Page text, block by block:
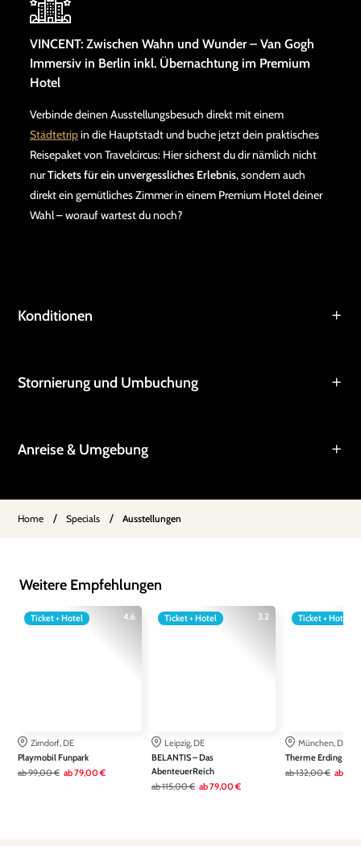
VINCENT: Zwischen Wahn und Wunder – Van Gogh
Immersiv in Berlin inkl. Übernachtung im Premium
Hotel
Verbinde deinen Ausstellungsbesuch direkt mit einem
Städtetripin die Hauptstadt und buche jetzt dein praktisches
Reisepaket von Travelcircus: Hier sicherst du dir nämlich nicht
nurTickets für ein unvergessliches Erlebnis, sondern auch
direkt ein gemütliches Zimmer in einem Premium Hotel deiner
Wahl – worauf wartest du noch?
Konditionen
Stornierung und Umbuchung
Anreise & Umgebung
Home / Specials / Ausstellungen
Weitere Empfehlungen
4.6
Ticket + Hotel
Zirndorf, DE
Playmobil Funpark
ab99,00 € ab79,00 €
3.2
Ticket + Hotel
Leipzig, DE
BELANTIS – Das
AbenteuerReich
ab115,00 € ab79,00 €
Ticket + Hotel
München, DE
Therme Erding
ab132,00 € ab